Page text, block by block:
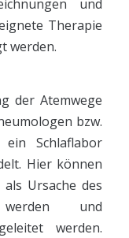
und
Therapie
werden.
der Atemwege
bzw.
Schlaflabor
Hier können
Ursache des
werden und
werden.